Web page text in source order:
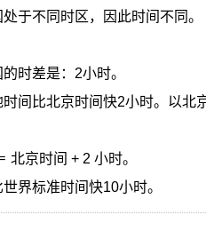
于不同时区，因此时间不同。
时差是：2小时。
间比北京时间快2小时。以北
北京时间 + 2 小时。
界标准时间快10小时。